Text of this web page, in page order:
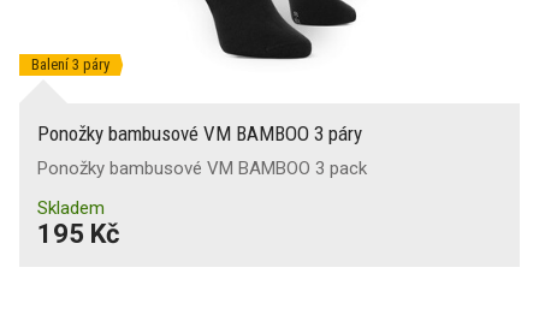
Balení 3 páry
Ponožky bambusové VM BAMBOO 3 páry
Ponožky bambusové VM BAMBOO 3 pack
Skladem
195 Kč